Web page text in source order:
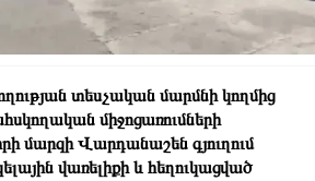
տեսչական մարմնի կողմից
միջոցառումների
մարզի Վարդանաշեն գյուղում
վառելիքի և հեղուկացված